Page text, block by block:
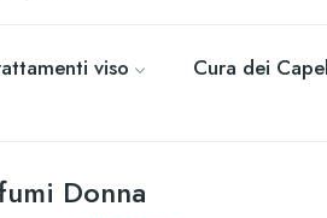
viso Cura dei
Donna